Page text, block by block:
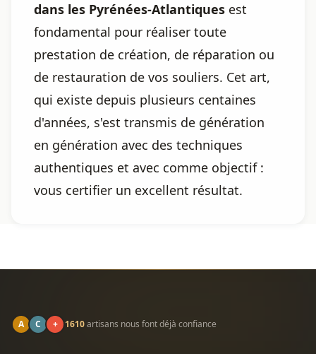
dans les Pyrénées-Atlantiques est
fondamental pour réaliser toute
prestation de création, de réparation ou
de restauration de vos souliers. Cet art,
qui existe depuis plusieurs centaines
d'années, s'est transmis de génération
en génération avec des techniques
authentiques et avec comme objectif :
vous certifier un excellent résultat.
A C + 1610artisans nous font déjà confiance